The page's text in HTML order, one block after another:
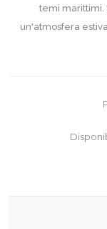
temi
un'atmosfera